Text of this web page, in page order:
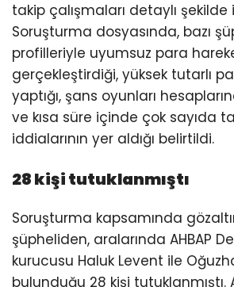
takip çalışmaları detaylı
Soruşturma dosyasında, bazı
profilleriyle uyumsuz para
gerçekleştirdiği, yüksek tutarlı
yaptığı, şans oyunları
ve kısa süre içinde çok sayıda
iddialarının yer aldığı belirtildi.
28 kişi tutuklanmıştı
Soruşturma kapsamında
şüpheliden, aralarında AHBAP
kurucusu Haluk Levent ile
bulunduğu 28 kişi tutuklanmıştı.